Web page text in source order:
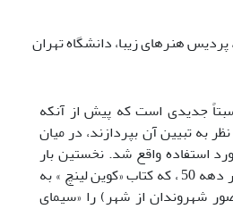
پردیس هنرهای زیبا، دانشگاه تهران
جدیدی است که پیش از آنکه
به تبیین آن بپردازند، در میان
استفاده واقع شد. نخستین بار
مرحوم دکتر «مزینی» در دهه 50 ، که کتاب «کوین لینچ » به
شهروندان از شهر) را «سیمای